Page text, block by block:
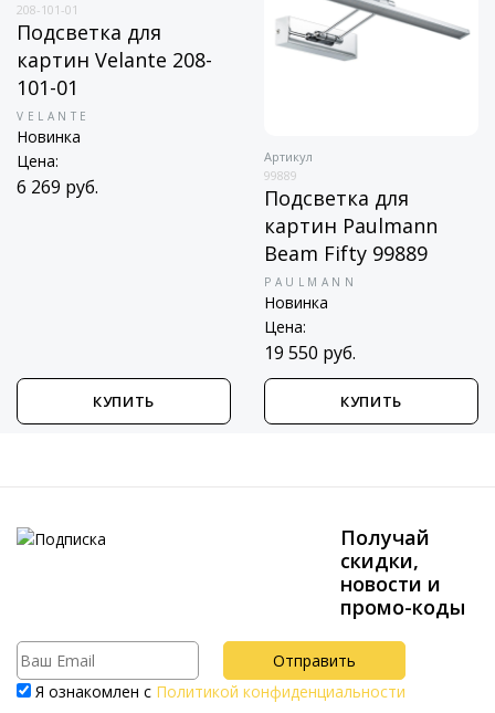
208-101-01
Подсветка для
картин Velante 208-
101-01
VELANTE
Новинка
Цена:
6 269 руб.
КУПИТЬ
Артикул
99889
Подсветка для
картин Paulmann
Beam Fifty 99889
PAULMANN
Новинка
Цена:
19 550 руб.
КУПИТЬ
Получай
скидки,
новости и
промо-коды
Я ознакомлен с Политикой конфиденциальности